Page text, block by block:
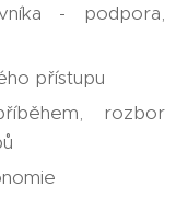
- podpora,
přístupu
rozbor